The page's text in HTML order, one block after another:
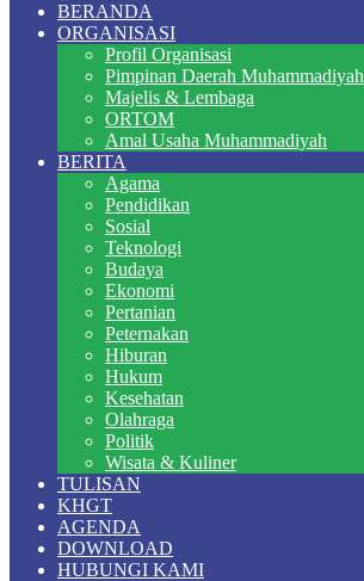
BERANDA
ORGANISASI
Profil Organisasi
Pimpinan Daerah Muhammadiyah
Majelis & Lembaga
ORTOM
Amal Usaha Muhammadiyah
BERITA
Agama
Pendidikan
Sosial
Teknologi
Budaya
Ekonomi
Pertanian
Peternakan
Hiburan
Hukum
Kesehatan
Olahraga
Politik
Wisata & Kuliner
TULISAN
KHGT
AGENDA
DOWNLOAD
HUBUNGI KAMI